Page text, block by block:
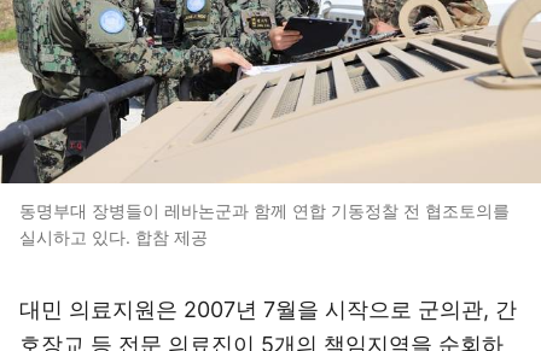
동명부대 장병들이 레바논군과 함께 연합 기동정찰 전 협조토의를
실시하고 있다. 합참 제공
대민 의료지원은 2007년 7월을 시작으로 군의관, 간
호장교 등 전문 의료진이 5개의 책임지역을 순회하